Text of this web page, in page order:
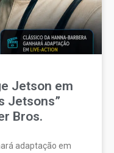
Jetson em
Jetsons”
Bros.
adaptação em